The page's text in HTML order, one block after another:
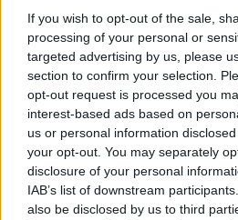
If you wish to opt-out of the sale,
processing of your personal or
targeted advertising by us, please
section to confirm your selection.
opt-out request is processed you
interest-based ads based on
us or personal information
your opt-out. You may separately
disclosure of your personal
IAB’s list of downstream
also be disclosed by us to third